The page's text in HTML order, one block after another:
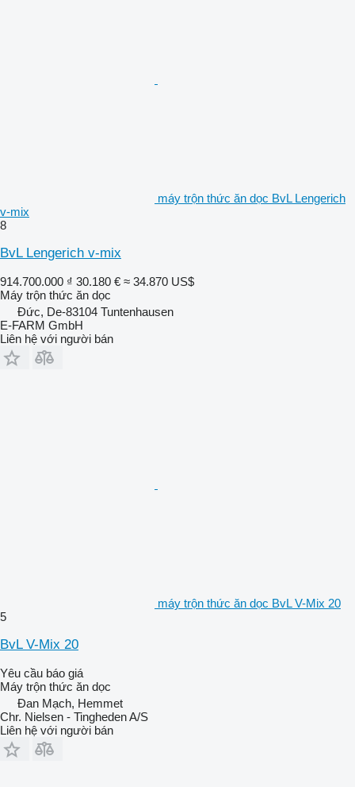
máy trộn thức ăn dọc BvL Lengerich
v-mix
8
BvL Lengerich v-mix
914.700.000 ₫ 30.180 € ≈ 34.870 US$
Máy trộn thức ăn dọc
Đức, De-83104 Tuntenhausen
E-FARM GmbH
Liên hệ với người bán
máy trộn thức ăn dọc BvL V-Mix 20
5
BvL V-Mix 20
Yêu cầu báo giá
Máy trộn thức ăn dọc
Đan Mạch, Hemmet
Chr. Nielsen - Tingheden A/S
Liên hệ với người bán